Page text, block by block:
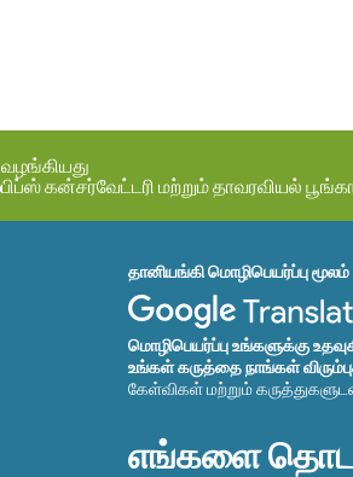
வழங்கியது
பிப்ஸ் கன்சர்வேட்டரி மற்றும் தாவரவியல்
தானியங்கி மொழிபெயர்ப்பு
மொழிபெயர்ப்பு உங்களுக்கு
உங்கள் கருத்தை நாங்கள்
கேள்விகள் மற்றும்
எங்களை